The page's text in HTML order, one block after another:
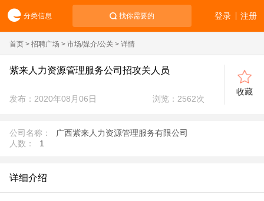
分类信息 找你需要的 注册
登录
首页 > 招聘广场 > 市场/媒介/公关 > 详情
紫来人力资源管理服务公司招攻关人员
发布：2020年08月06日 浏览： 2562次
收藏
公司名称：
广西紫来人力资源管理服务有限公司
人数：
1
详细介绍